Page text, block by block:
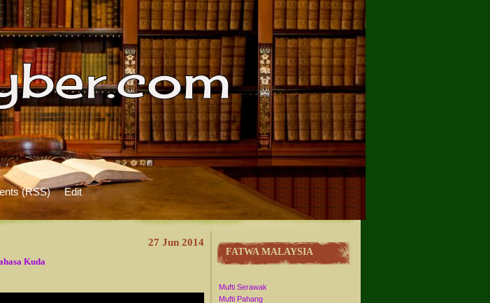
(RSS) Edit
27 Jun 2014
Kuda
FATWA MALAYSIA
Mufti Serawak
Mufti Pahang